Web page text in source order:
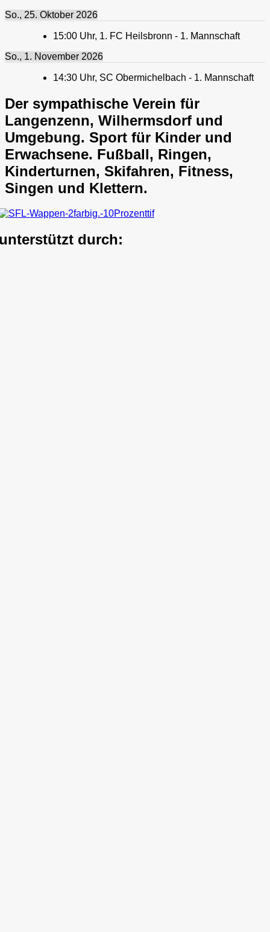
So., 25. Oktober 2026
15:00 Uhr, 1. FC Heilsbronn - 1. Mannschaft
So., 1. November 2026
14:30 Uhr, SC Obermichelbach - 1. Mannschaft
Der sympathische Verein für
Langenzenn, Wilhermsdorf und
Umgebung. Sport für Kinder und
Erwachsene. Fußball, Ringen,
Kinderturnen, Skifahren, Fitness,
Singen und Klettern.
durch: